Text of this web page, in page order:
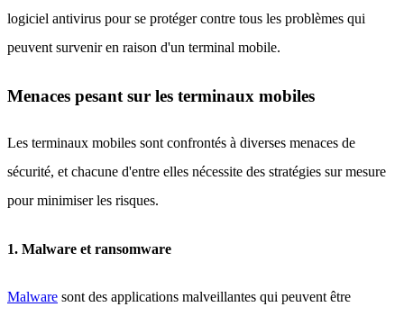
logiciel antivirus pour se protéger contre tous les problèmes qui
peuvent survenir en raison d'un terminal mobile.
Menaces pesant sur les terminaux mobiles
Les terminaux mobiles sont confrontés à diverses menaces de
sécurité, et chacune d'entre elles nécessite des stratégies sur mesure
pour minimiser les risques.
1. Malware et ransomware
Malware sont des applications malveillantes qui peuvent être